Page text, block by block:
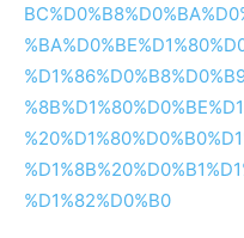
%D1%82%D0%B0